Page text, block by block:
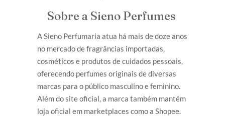
Sobre a Sieno Perfumes
A Sieno Perfumaria atua há mais de doze anos
no mercado de fragrâncias importadas,
cosméticos e produtos de cuidados pessoais,
oferecendo perfumes originais de diversas
marcas para o público masculino e feminino.
Além do site oficial, a marca também mantém
loja oficial em marketplaces como a Shopee.